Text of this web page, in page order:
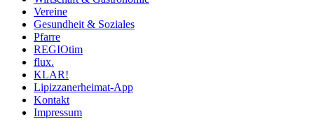
Vereine
Gesundheit & Soziales
Pfarre
REGIOtim
flux.
KLAR!
Lipizzanerheimat-App
Kontakt
Impressum